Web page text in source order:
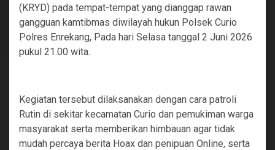
(KRYD) pada tempat-tempat yang dianggap rawan
gangguan kamtibmas diwilayah hukun Polsek Curio
Polres Enrekang, Pada hari Selasa tanggal 2 Juni 2026
pukul 21.00 wita.
Kegiatan tersebut dilaksanakan dengan cara patroli
Rutin di sekitar kecamatan Curio dan pemukiman warga
masyarakat serta memberikan himbauan agar tidak
mudah percaya berita Hoax dan penipuan Online, serta